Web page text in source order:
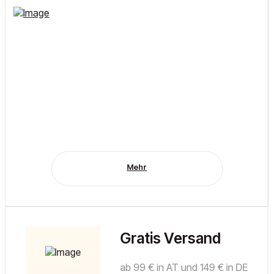
Mehr
Gratis Versand
ab 99 € in AT und 149 € in DE